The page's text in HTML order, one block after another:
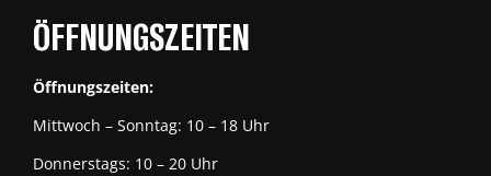
ÖFFNUNGSZEITEN
Öffnungszeiten:
Mittwoch – Sonntag: 10 – 18 Uhr
Donnerstags: 10 – 20 Uhr